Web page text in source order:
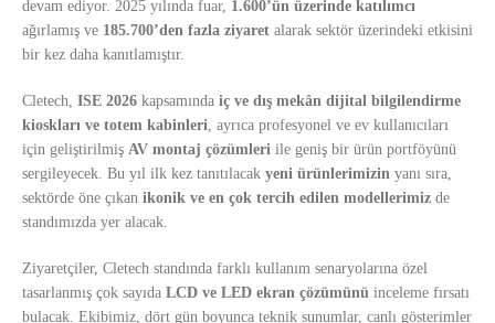
devam ediyor. 2025 yılında fuar, 1.600’ün üzerinde katılımcı
ağırlamış ve 185.700’den fazla ziyaret alarak sektör üzerindeki etkisini
bir kez daha kanıtlamıştır.
Cletech, ISE 2026 kapsamında iç ve dış mekân dijital bilgilendirme
kioskları ve totem kabinleri , ayrıca profesyonel ve ev kullanıcıları
için geliştirilmiş AV montaj çözümleri ile geniş bir ürün portföyünü
sergileyecek. Bu yıl ilk kez tanıtılacak yeni ürünlerimizin yanı sıra,
sektörde öne çıkan ikonik ve en çok tercih edilen modellerimiz de
standımızda yer alacak.
Ziyaretçiler, Cletech standında farklı kullanım senaryolarına özel
tasarlanmış çok sayıda LCD ve LED ekran çözümünü inceleme fırsatı
bulacak. Ekibimiz, dört gün boyunca teknik sunumlar, canlı gösterimler